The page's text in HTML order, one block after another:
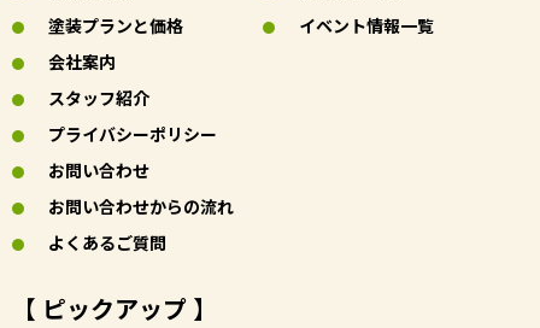
塗装プランと価格
イベント情報一覧
会社案内
スタッフ紹介
プライバシーポリシー
お問い合わせ
お問い合わせからの流れ
よくあるご質問
【 ピックアップ 】